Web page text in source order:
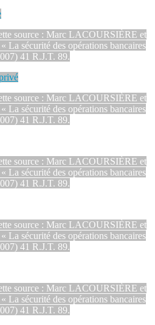
source : Marc LACOURSIÈRE et
sécurité des opérations bancaires
41 R.J.T. 89.
source : Marc LACOURSIÈRE et
sécurité des opérations bancaires
41 R.J.T. 89.
source : Marc LACOURSIÈRE et
sécurité des opérations bancaires
41 R.J.T. 89.
source : Marc LACOURSIÈRE et
sécurité des opérations bancaires
41 R.J.T. 89.
source : Marc LACOURSIÈRE et
sécurité des opérations bancaires
41 R.J.T. 89.